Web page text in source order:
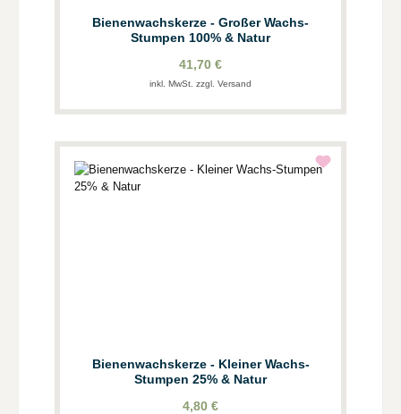
Bienenwachskerze - Großer Wachs-
Stumpen 100% & Natur
41,70 €
inkl. MwSt. zzgl. Versand
Bienenwachskerze - Kleiner Wachs-
Stumpen 25% & Natur
4,80 €